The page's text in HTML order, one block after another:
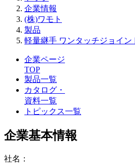
企業情報
(株)ワモト
製品
軽量継手 ワンタッチジョイ
企業ページ
TOP
製品一覧
カタログ・
資料一覧
トピックス一覧
企業基本情報
社名：